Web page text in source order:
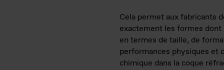
Cela permet aux fabricants
exactement les formes
en termes de taille, de
performances physiques et
chimique dans la coque